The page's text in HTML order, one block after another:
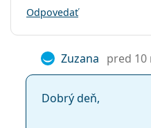
Odpovedať
Zuzana pred 10
Dobrý deň,